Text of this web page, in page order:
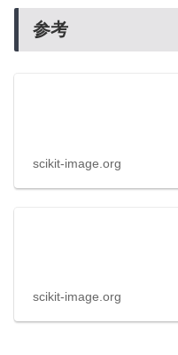
参考
scikit-image.org
scikit-image.org